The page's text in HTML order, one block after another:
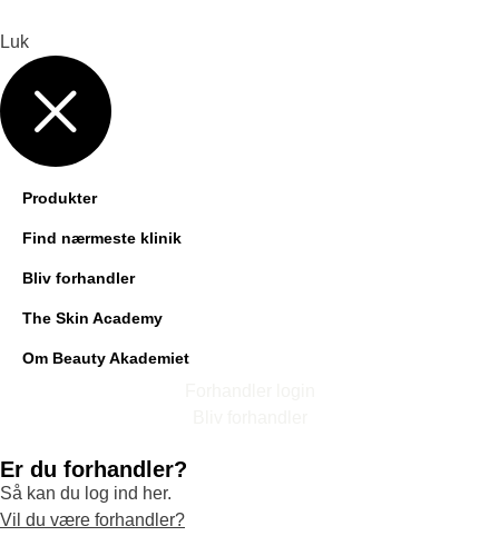
Luk
Produkter
Find nærmeste klinik
Bliv forhandler
The Skin Academy
Om Beauty Akademiet
Er du forhandler?
Så kan du log ind her.
Vil du være forhandler?